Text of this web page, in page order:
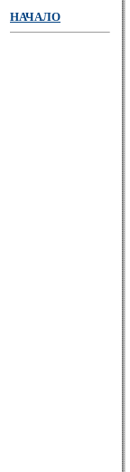
НАЧАЛО